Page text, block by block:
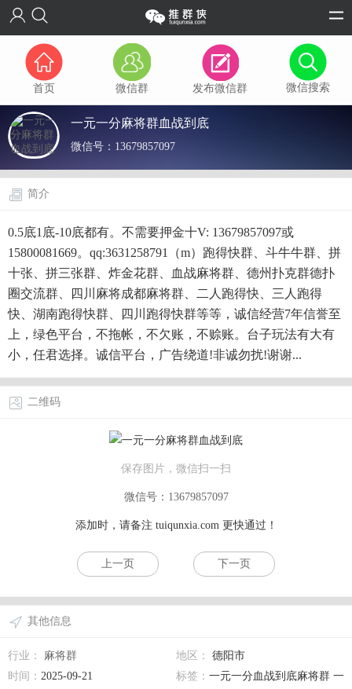
首页 微信群 发布微信群 微信搜索
一元一分麻将群血战到底
微信号： 13679857097
简介
0.5底1底-10底都有。不需要押金十V: 13679857097或
15800081669。qq:3631258791（m）跑得快群、斗牛牛群、拼
十张、拼三张群、炸金花群、血战麻将群、德州扑克群德扑
圈交流群、四川麻将成都麻将群、二人跑得快、三人跑得
快、湖南跑得快群、四川跑得快群等等，诚信经营7年信誉至
上，绿色平台，不拖帐，不欠账，不赊账。台子玩法有大有
小，任君选择。诚信平台，广告绕道!非诚勿扰!谢谢...
二维码
保存图片，微信扫一扫
微信号：13679857097
添加时，请备注 tuiqunxia.com更快通过！
上一页 下一页
其他信息
行业： 麻将群 地区：
德阳市
时间： 2025-09-21 标签： 一元一分血战到底麻将群 一